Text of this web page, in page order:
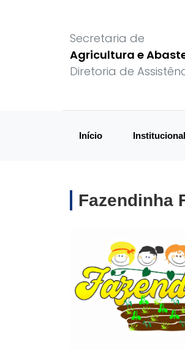
Secretaria de
Agricultura e
Diretoria de
Início Institucional
Fazendinha